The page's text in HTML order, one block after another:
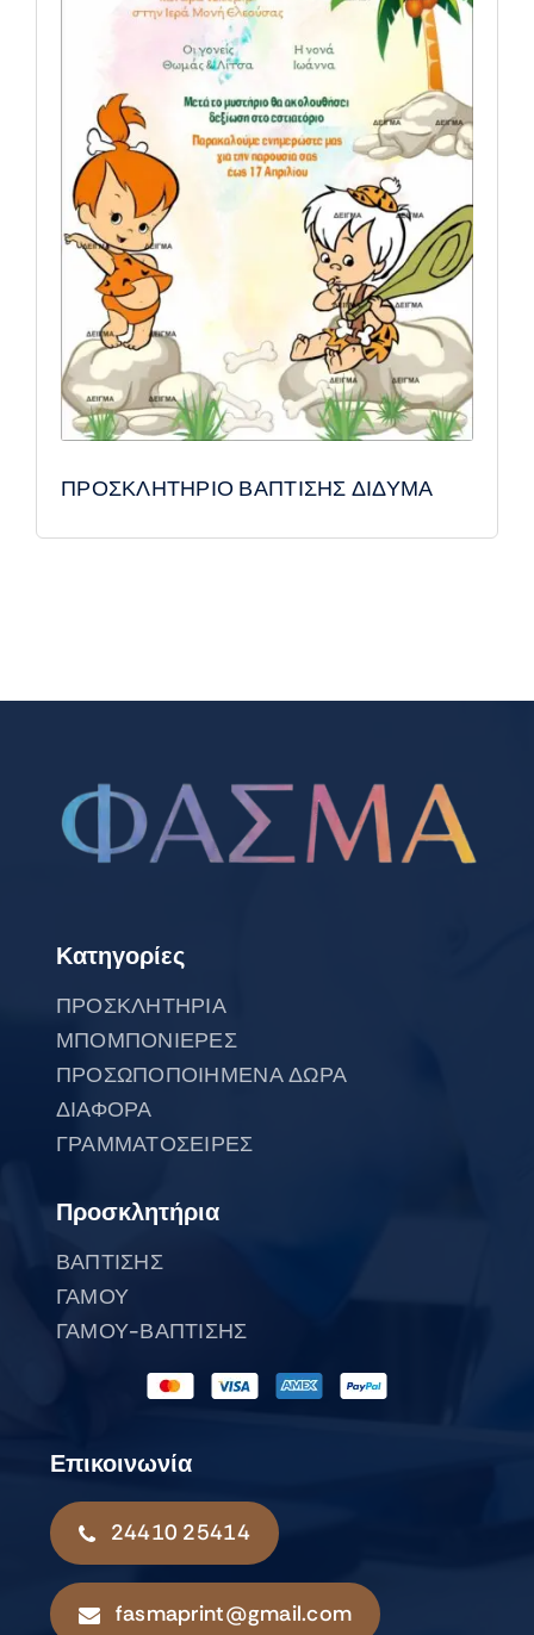
ΠΡΟΣΚΛΗΤΗΡΙΟ ΒΑΠΤΙΣΗΣ ΔΙΔΥΜΑ
Κατηγορίες
ΠΡΟΣΚΛΗΤΗΡΙΑ
ΜΠΟΜΠΟΝΙΕΡΕΣ
ΠΡΟΣΩΠΟΠΟΙΗΜΕΝΑ ΔΩΡΑ
ΔΙΑΦΟΡΑ
ΓΡΑΜΜΑΤΟΣΕΙΡΕΣ
Προσκλητήρια
ΒΑΠΤΙΣΗΣ
ΓΑΜΟΥ
ΓΑΜΟΥ-ΒΑΠΤΙΣΗΣ
Επικοινωνία
24410 25414
fasmaprint@gmail.com